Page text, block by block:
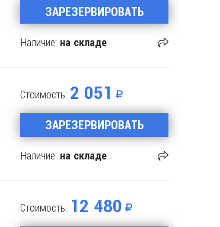
ЗАРЕЗЕРВИРОВАТЬ
Наличие: на складе
Стоимость: 2 051
ЗАРЕЗЕРВИРОВАТЬ
Наличие: на складе
Стоимость: 12 480